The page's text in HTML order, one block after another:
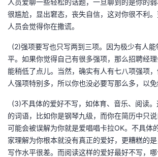
人员爱聊一些轻松的话题，一旦聊到的是你的
很尴尬，显出窘态，丧失自信，这对你很不利
人员会觉得你在撒谎。
(2)强项要写也只写两到三项。因为极少有人
平。如果你觉得自己有很多强项，那么招聘经
能稍低了点儿。当然，确实有人有七八项强项
人强项特别多，所以你也没必要写那么多，以免
(3)不具体的爱好不写，如体育、音乐、阅读
的词语，比如你是钢琴九级，而你在简历中只
可能会被误解为你就是爱唱唱卡拉OK。不具体
家理解为你根本就没有真正的爱好，更糟糕的
写作水平很差。而阅读这样的爱好最好不写，